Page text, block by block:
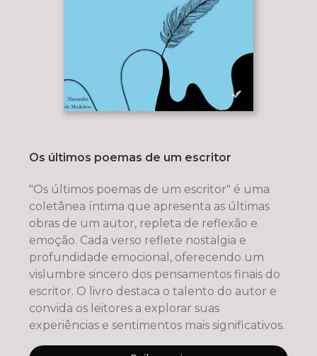
Os últimos poemas de um escritor
"Os últimos poemas de um escritor" é uma
coletânea íntima que apresenta as últimas
obras de um autor, repleta de reflexão e
emoção. Cada verso reflete nostalgia e
profundidade emocional, oferecendo um
vislumbre sincero dos pensamentos finais do
escritor. O livro destaca o talento do autor e
convida os leitores a explorar suas
experiências e sentimentos mais significativos.